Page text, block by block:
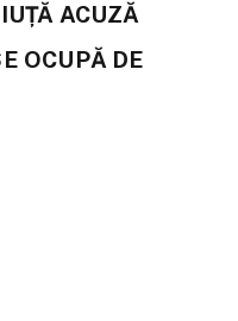
ACUZĂ
OCUPĂ DE